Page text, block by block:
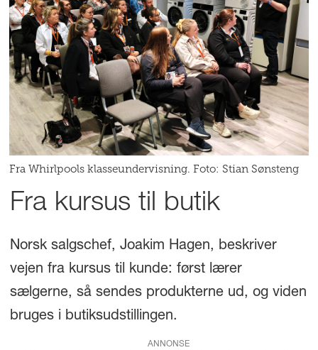
Fra Whirlpools klasseundervisning. Foto: Stian Sønsteng
Fra kursus til butik
Norsk salgschef, Joakim Hagen, beskriver
vejen fra kursus til kunde: først lærer
sælgerne, så sendes produkterne ud, og viden
bruges i butiksudstillingen.
ANNONSE